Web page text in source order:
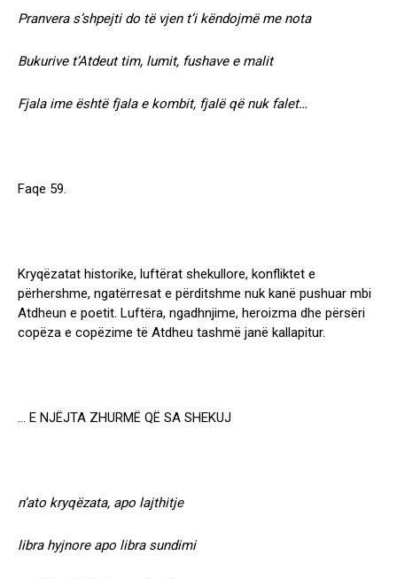
Pranvera s’shpejti do të vjen t’i këndojmë me nota
Bukurive t’Atdeut tim, lumit, fushave e malit
Fjala ime është fjala e kombit, fjalë që nuk falet…
Faqe 59.
Kryqëzatat historike, luftërat shekullore, konfliktet e
përhershme, ngatërresat e përditshme nuk kanë pushuar mbi
Atdheun e poetit. Luftëra, ngadhnjime, heroizma dhe përsëri
copëza e copëzime të Atdheu tashmë janë kallapitur.
… E NJËJTA ZHURMË QË SA SHEKUJ
n’ato kryqëzata, apo lajthitje
libra hyjnore apo libra sundimi